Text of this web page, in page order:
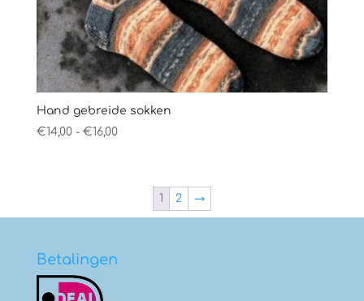
Hand gebreide sokken
€14,00 - €16,00Prijsklasse:
1
2 →
Betalingen